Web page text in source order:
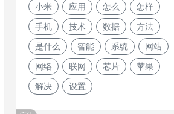
小米 应用 怎么 怎样
手机 技术 数据 方法
是什么 智能 系统 网站
网络 联网 芯片 苹果
解决 设置